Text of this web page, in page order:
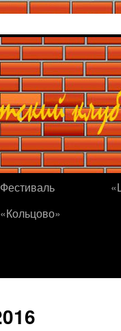
Фестиваль
«Кольцово»